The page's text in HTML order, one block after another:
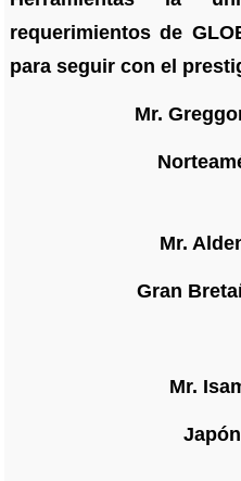
requerimientos de
para seguir con el
Mr.
Mr.
Gran
Mr.